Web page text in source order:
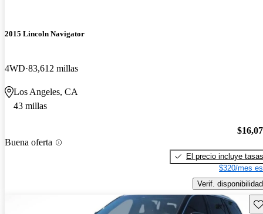
2015 Lincoln Navigator
4WD 83,612 millas
Los Angeles, CA
43 millas
Buena oferta
El precio incluye tasas
$320/mes
Verif. disponibilidad